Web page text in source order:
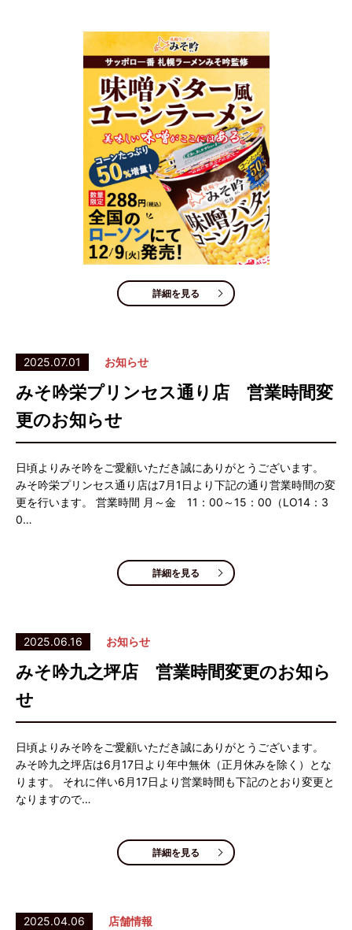
詳細を見る
2025.07.01 お知らせ
みそ吟栄プリンセス通り店 営業時間変
更のお知らせ
日頃よりみそ吟をご愛顧いただき誠にありがとうございます。
みそ吟栄プリンセス通り店は7月1日より下記の通り営業時間の変
更を行います。 営業時間 月～金 11：00～15：00（LO14：3
0…
詳細を見る
2025.06.16 お知らせ
みそ吟九之坪店 営業時間変更のお知ら
せ
日頃よりみそ吟をご愛顧いただき誠にありがとうございます。
みそ吟九之坪店は6月17日より年中無休（正月休みを除く）とな
ります。 それに伴い6月17日より営業時間も下記のとおり変更と
なりますので…
詳細を見る
2025.04.06 店舗情報